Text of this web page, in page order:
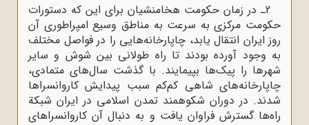
2ـ در زمان حکومت هخامنشیان برای این‌ که دستورات
حکومت مرکزی به سرعت به مناطق وسیع امپراطوری آن
روز ایران انتقال یابد،‌ چاپارخانه‌هایی را در فواصل مختلف
به‌ وجود آورده بودند تا راه طولانی بین شوش و سایر
شهرها را پیک‌ها بپیمایند. با گذشت سال‌های متمادی،
چاپارخانه‌های شاهی کم‌کم سبب پیدایش کاروانسراها
شدند. در دوران شکوهمند تمدن اسلامی در ایران شبکة
راه‌ها گسترش فراوان یافت و به دنبال آن کاروانسراهای